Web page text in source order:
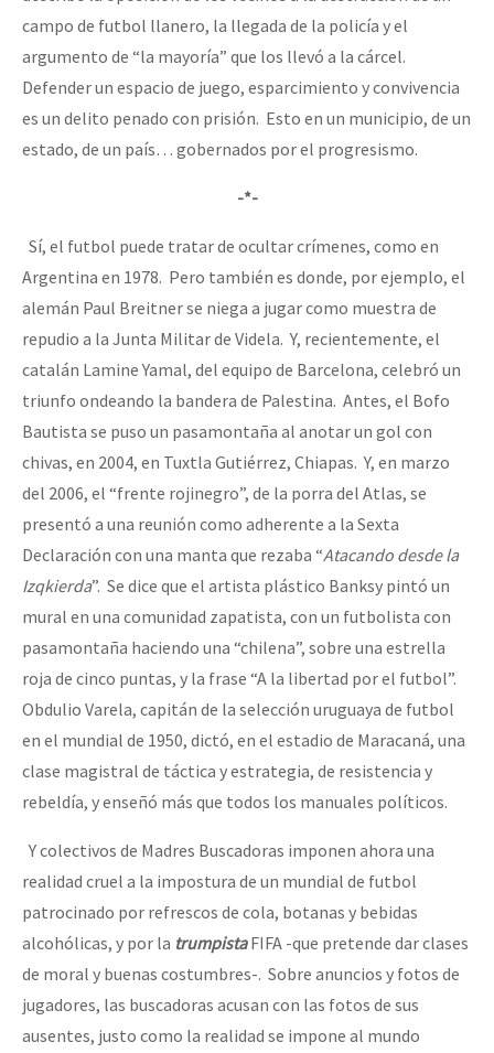
campo de futbol llanero, la llegada de la policía y el
argumento de “la mayoría” que los llevó a la cárcel.
Defender un espacio de juego, esparcimiento y convivencia
es un delito penado con prisión. Esto en un municipio, de un
estado, de un país… gobernados por el progresismo.
-*-
Sí, el futbol puede tratar de ocultar crímenes, como en
Argentina en 1978. Pero también es donde, por ejemplo, el
alemán Paul Breitner se niega a jugar como muestra de
repudio a la Junta Militar de Videla. Y, recientemente, el
catalán Lamine Yamal, del equipo de Barcelona, celebró un
triunfo ondeando la bandera de Palestina. Antes, el Bofo
Bautista se puso un pasamontaña al anotar un gol con
chivas, en 2004, en Tuxtla Gutiérrez, Chiapas. Y, en marzo
del 2006, el “frente rojinegro”, de la porra del Atlas, se
presentó a una reunión como adherente a la Sexta
Declaración con una manta que rezaba “Atacando desde la
Izqkierda”. Se dice que el artista plástico Banksy pintó un
mural en una comunidad zapatista, con un futbolista con
pasamontaña haciendo una “chilena”, sobre una estrella
roja de cinco puntas, y la frase “A la libertad por el futbol”.
Obdulio Varela, capitán de la selección uruguaya de futbol
en el mundial de 1950, dictó, en el estadio de Maracaná, una
clase magistral de táctica y estrategia, de resistencia y
rebeldía, y enseñó más que todos los manuales políticos.
Y colectivos de Madres Buscadoras imponen ahora una
realidad cruel a la impostura de un mundial de futbol
patrocinado por refrescos de cola, botanas y bebidas
alcohólicas, y por la trumpistaFIFA -que pretende dar clases
de moral y buenas costumbres-. Sobre anuncios y fotos de
jugadores, las buscadoras acusan con las fotos de sus
ausentes, justo como la realidad se impone al mundo